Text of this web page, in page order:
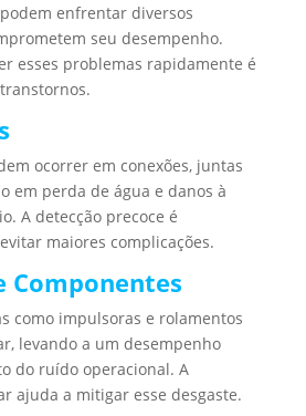
enfrentar diversos
seu desempenho.
esses problemas rapidamente é
ocorrer em conexões, juntas
em perda de água e danos à
A detecção precoce é
maiores complicações.
Componentes
como impulsoras e rolamentos
levando a um desempenho
do ruído operacional. A
ajuda a mitigar esse desgaste.